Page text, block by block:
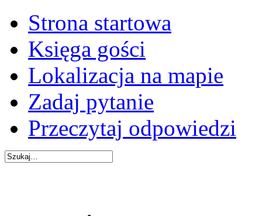
Strona startowa
Księga gości
Lokalizacja na mapie
Zadaj pytanie
Przeczytaj odpowiedzi